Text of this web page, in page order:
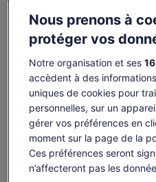
Transferts facultatifs
Taxe APF et frais inclus
Commentaire en direct
Comprend une
obligatoire de la
parachutistes
Certificat
Vol panoramique de 20
Bay
Nous prenons à
protéger vos
Notre organisation et ses 16
accèdent à des
uniques de cookies pour
personnelles, sur un
gérer vos préférences en
moment sur la page de la
Ces préférences seront
n’affecteront pas les